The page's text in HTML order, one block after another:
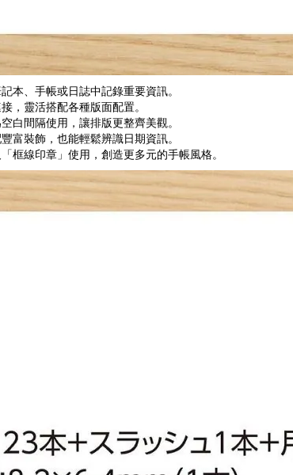
本、手帳或日誌中記錄重要資訊。
，靈活搭配各種版面配置。
白間隔使用，讓排版更整齊美觀。
富裝飾，也能輕鬆辨識日期資訊。
框線印章」使用，創造更多元的手帳風格。